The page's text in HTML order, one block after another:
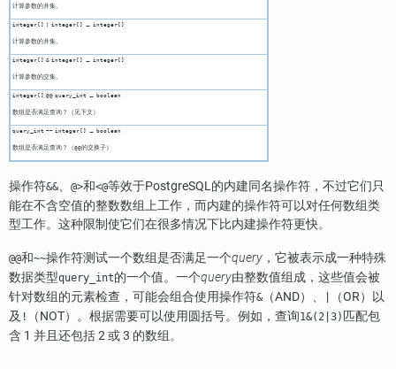
计算参数的并集。
integer[] integer[] → integer[]
计算参数的并集。
integer[] & integer[] → integer[]
计算参数的交集。
integer[] @@ query_int → boolean
数组是否满足查询？（见下文）
query_int ~~ integer[] → boolean
数组是否满足查询？（@@的交换子）
操作符&&、 @>和<@等效于PostgreSQL的内建同名操作符，不过它们只
能在不含空值的整数数组上工作，而内建的操作符可以对任何数组类
型工作。这种限制使它们在很多情况下比内建操作符更快。
@@和~~操作符测试一个数组是否满足一个query ，它被表示成一种特殊
数据类型query_int的一个值。一个query由整数值组成，这些值会被
针对数组的元素检查，可能会组合使用操作符& （AND）、
（OR）以
及 ! （NOT）。根据需要可以使用圆括号。例如，查询1&(2|3) 匹配包
含 1 并且还包括 2 或 3 的数组。